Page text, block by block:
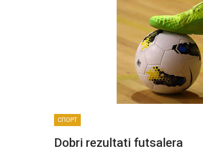
СПОРТ
Dobri rezultati futsalera